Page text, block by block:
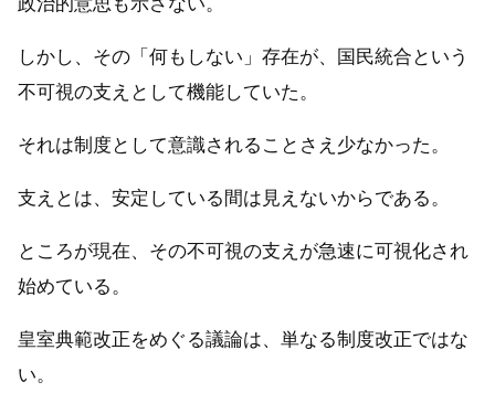
しかし、その「何もしない」存在が、国民統合という
不可視の支えとして機能していた。
それは制度として意識されることさえ少なかった。
支えとは、安定している間は見えないからである。
ところが現在、その不可視の支えが急速に可視化され
始めている。
皇室典範改正をめぐる議論は、単なる制度改正ではな
い。